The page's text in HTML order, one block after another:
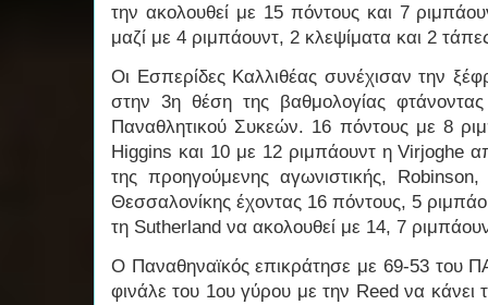
την ακολουθεί με 15 πόντους και 7
μαζί με 4 ριμπάουντ, 2 κλεψίματα και 2
Οι Εσπερίδες Καλλιθέας συνέχισαν την
στην 3η θέση της βαθμολογίας
Παναθλητικού Συκεών. 16 πόντους με 8
Higgins και 10 με 12 ριμπάουντ η Virjoghe
της προηγούμενης αγωνιστικής,
Θεσσαλονίκης έχοντας 16 πόντους, 5
τη Sutherland να ακολουθεί με 14, 7
Ο Παναθηναϊκός επικράτησε με 69-53 του
φινάλε του 1ου γύρου με την Reed να κάνει